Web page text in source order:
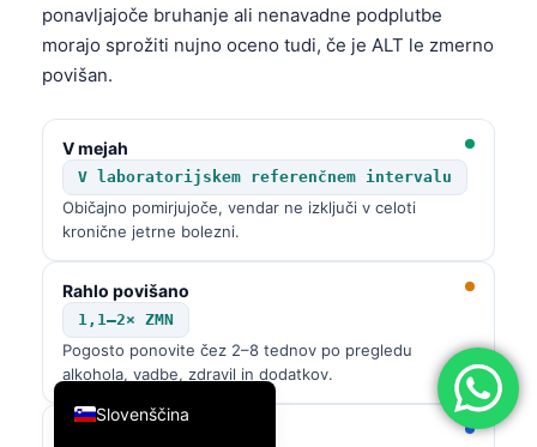
ponavljajoče bruhanje ali nenavadne podplutbe
morajo sprožiti nujno oceno tudi, če je ALT le zmerno
povišan.
V mejah
V laboratorijskem referenčnem intervalu
Običajno pomirjujoče, vendar ne izključi v celoti
kronične jetrne bolezni.
Rahlo povišano
1,1–2× ZMN
Pogosto ponovite čez 2–8 tednov po pregledu
alkohola, vadbe, zdravil in dodatkov.
Slovenščina
English
Deutsch
العربية
Français
עִבְרִית
Italiano
Español
Ελληνικά
Türkçe